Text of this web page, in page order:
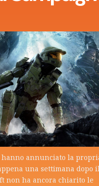
annunciato la
una settimana dopo
non ha ancora chiarito le